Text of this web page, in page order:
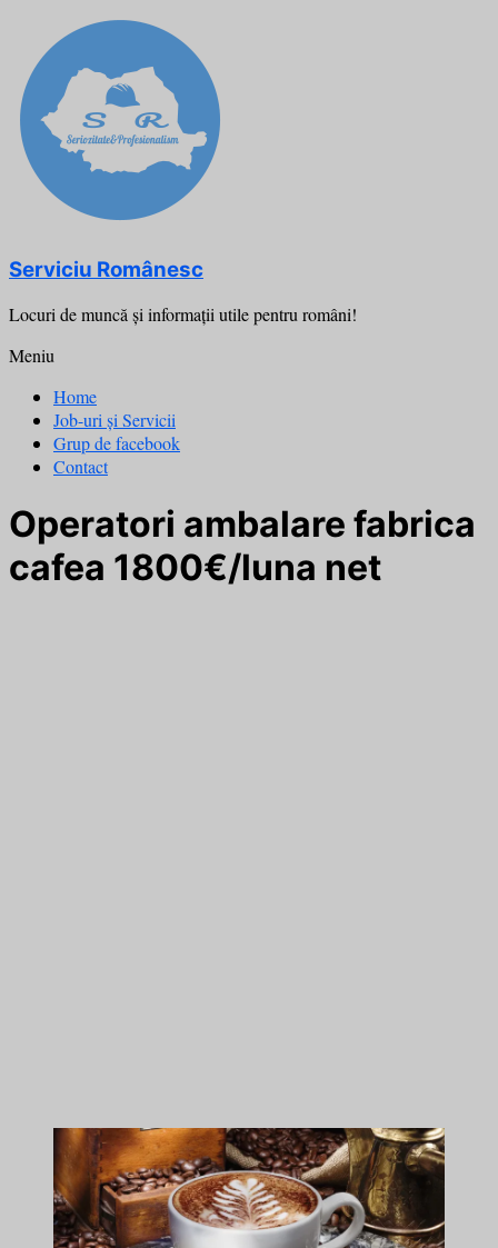
content
Serviciu Românesc
Locuri de muncă şi informații utile pentru români!
Meniu
Home
Job-uri și Servicii
Grup de facebook
Contact
Operatori ambalare fabrica
cafea 1800€/luna net